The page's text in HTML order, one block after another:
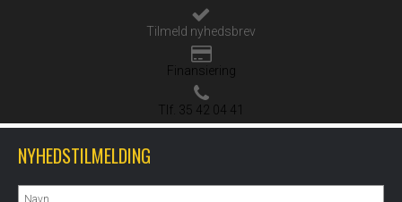
Tilmeld nyhedsbrev
Finansiering
Tlf. 35 42 04 41
NYHEDSTILMELDING